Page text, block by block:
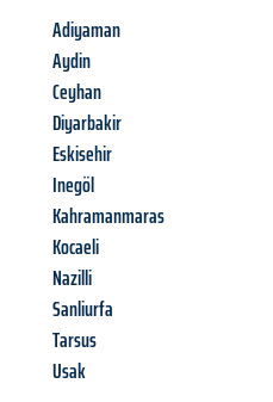
Adiyaman
Aydin
Ceyhan
Diyarbakir
Eskisehir
Inegöl
Kahramanmaras
Kocaeli
Nazilli
Sanliurfa
Tarsus
Usak